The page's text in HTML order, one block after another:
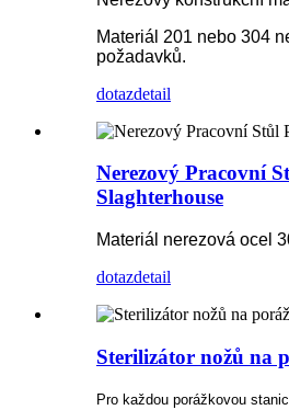
Materiál 201 nebo 304
požadavků.
dotazdetail
Nerezový Pracovní
Slaghterhouse
Materiál nerezová ocel
dotazdetail
Sterilizátor nožů na
Pro každou porážkovou